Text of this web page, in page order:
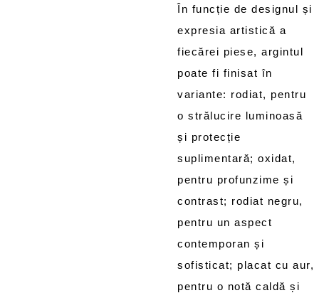
În funcție de designul și
expresia artistică a
fiecărei piese, argintul
poate fi finisat în
variante: rodiat, pentru
o strălucire luminoasă
și protecție
suplimentară; oxidat,
pentru profunzime și
contrast; rodiat negru,
pentru un aspect
contemporan și
sofisticat; placat cu aur,
pentru o notă caldă și